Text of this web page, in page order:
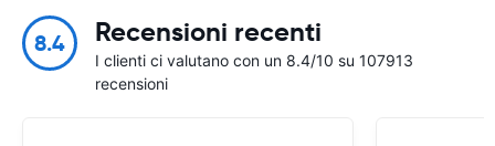
8.4 Recensioni recenti
I clienti ci valutano con un 8.4/10 su 107913
recensioni